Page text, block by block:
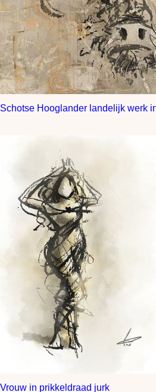
Vrouw in prikkeldraad jurk